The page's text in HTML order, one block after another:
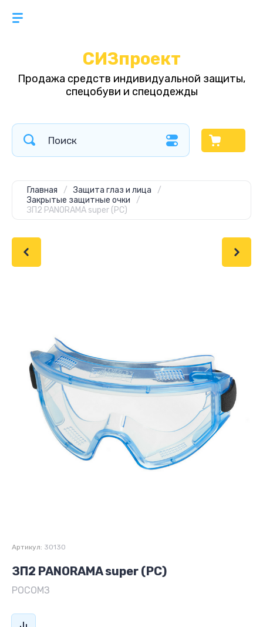
СИЗпроект
Продажа средств индивидуальной защиты,
спецобуви и спецодежды
Главная / Защита глаз и лица
/
Закрытые защитные очки
/
ЗП2 PANORAMA super (PС)
Артикул: 30130
ЗП2 PANORAMA super (PС)
РОСОМЗ